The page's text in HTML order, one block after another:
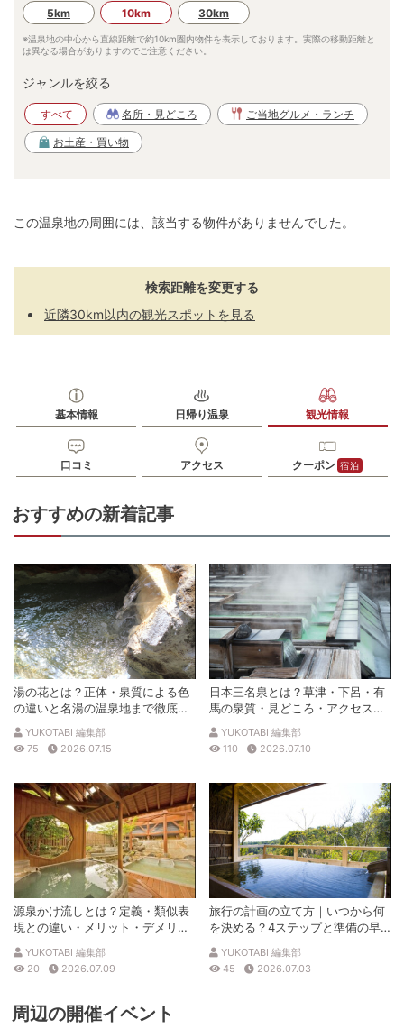
5km 10km 30km
※温泉地の中心から直線距離で約10km圏内物件を表示しております。実際の移動距離と
は異なる場合がありますのでご注意ください。
ジャンルを絞る
すべて 名所・見どころ ご当地グルメ・ランチ
お土産・買い物
この温泉地の周囲には、該当する物件がありませんでした。
検索距離を変更する
近隣30km以内の観光スポットを見る
基本情報 日帰り温泉 観光情報
口コミ アクセス クーポン 宿泊
おすすめの新着記事
湯の花とは？正体・泉質による色
の違いと名湯の温泉地まで徹底解
説
YUKOTABI 編集部
75
2026.07.15
日本三名泉とは？草津・下呂・有
馬の泉質・見どころ・アクセスを
徹底解説
YUKOTABI 編集部
110
2026.07.10
源泉かけ流しとは？定義・類似表
現との違い・メリット・デメリッ
トを解説
YUKOTABI 編集部
20
2026.07.09
旅行の計画の立て方｜いつから何
を決める？4ステップと準備の早
見表
YUKOTABI 編集部
45
2026.07.03
周辺の開催イベント